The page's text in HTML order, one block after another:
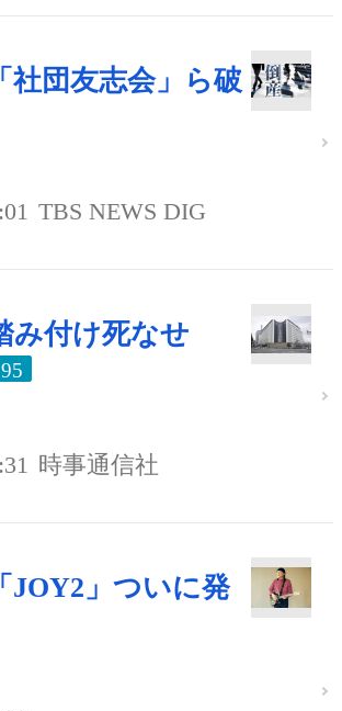
社団友志会」ら破
TBS NEWS DIG
み付け死なせ
95
時事通信社
JOY2」ついに発